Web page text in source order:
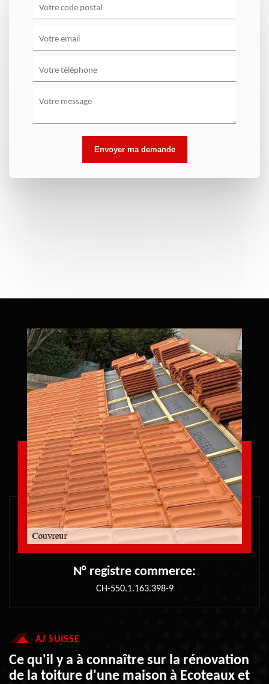
N° registre commerce:
CH-550.1.163.398-9
AJ SUISSE
Ce qu'il y a à connaître sur la rénovation
de la toiture d'une maison à Ecoteaux et